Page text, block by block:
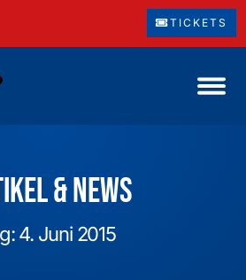
TICKETS
& News
4. Juni 2015